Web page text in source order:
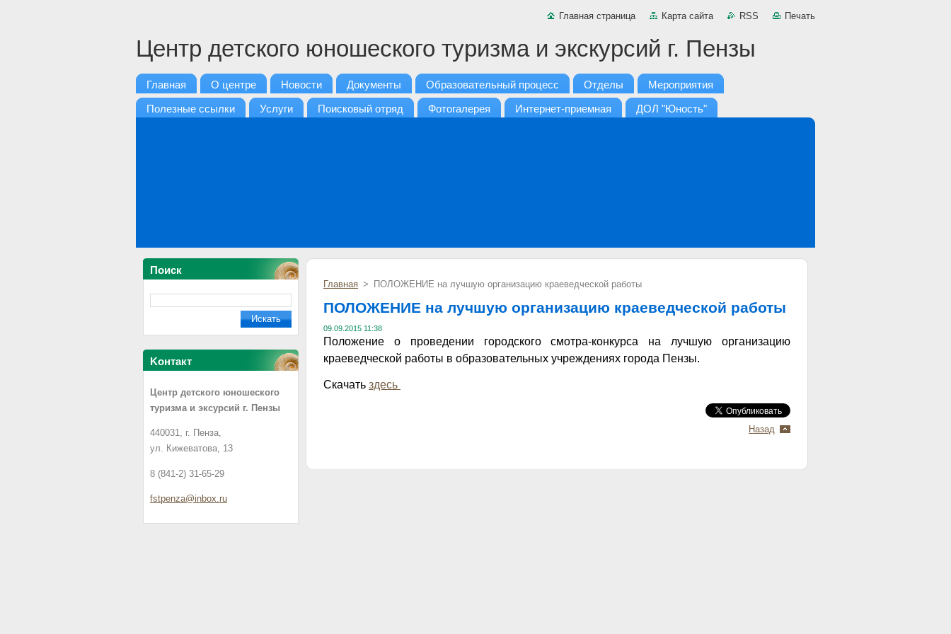
Главная страница Карта сайта RSS Печать
Центр детского юношеского туризма и экскурсий г. Пензы
Главная О центре Новости Документы Образовательный процесс Отделы Мероприятия
Полезные ссылки Услуги Поисковый отряд Фотогалерея Интернет-приемная ДОЛ "Юность"
Поиск
Koнтакт
Центр детского юношеского
туризма и эксурсий г. Пензы
440031, г. Пенза,
ул. Кижеватова, 13
8 (841-2) 31-65-29
fstpenza@inbox.ru
Главная > ПОЛОЖЕНИЕ на лучшую организацию краеведческой работы
ПОЛОЖЕНИЕ на лучшую организацию краеведческой работы
09.09.2015 11:38
Положение о проведении городского смотра-конкурса на лучшую организацию
краеведческой работы в образовательных учреждениях города Пензы.
Скачать здесь
Назад